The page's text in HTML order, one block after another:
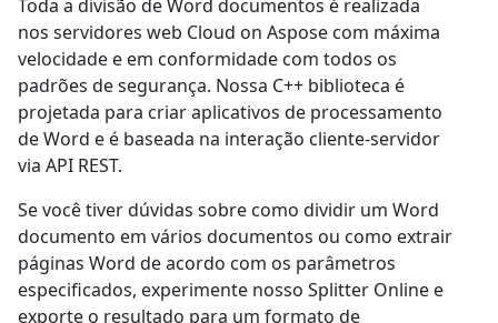
Toda a divisão de Word documentos é realizada
nos servidores web Cloud on Aspose com máxima
velocidade e em conformidade com todos os
padrões de segurança. Nossa C++ biblioteca é
projetada para criar aplicativos de processamento
de Word e é baseada na interação cliente-servidor
via API REST.
Se você tiver dúvidas sobre como dividir um Word
documento em vários documentos ou como extrair
páginas Word de acordo com os parâmetros
especificados, experimente nosso Splitter Online e
exporte o resultado para um formato de